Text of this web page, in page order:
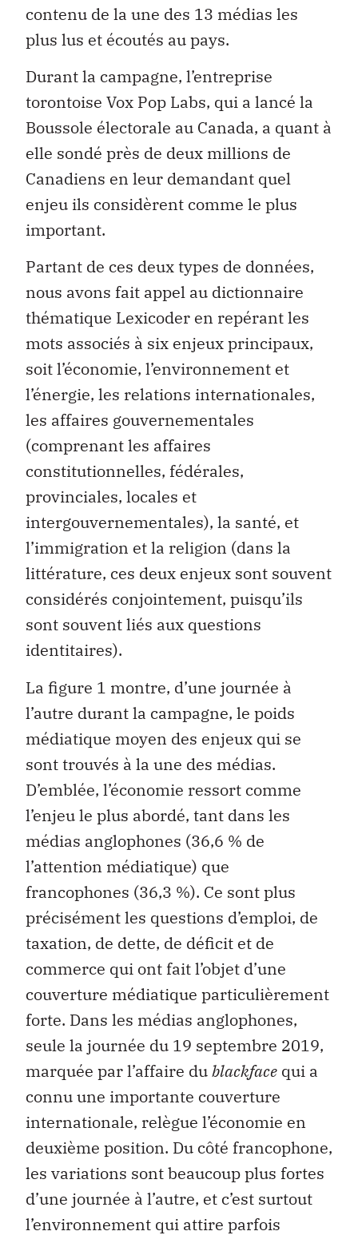
contenu de la une des 13 médias les
plus lus et écoutés au pays.
Durant la campagne, l’entreprise
torontoise Vox Pop Labs, qui a lancé la
Boussole électorale au Canada, a quant à
elle sondé près de deux millions de
Canadiens en leur demandant quel
enjeu ils considèrent comme le plus
important.
Partant de ces deux types de données,
nous avons fait appel au dictionnaire
thématique Lexicoder en repérant les
mots associés à six enjeux principaux,
soit l’économie, l’environnement et
l’énergie, les relations internationales,
les affaires gouvernementales
(comprenant les affaires
constitutionnelles, fédérales,
provinciales, locales et
intergouvernementales), la santé, et
l’immigration et la religion (dans la
littérature, ces deux enjeux sont souvent
considérés conjointement, puisqu’ils
sont souvent liés aux questions
identitaires).
La figure 1 montre, d’une journée à
l’autre durant la campagne, le poids
médiatique moyen des enjeux qui se
sont trouvés à la une des médias.
D’emblée, l’économie ressort comme
l’enjeu le plus abordé, tant dans les
médias anglophones (36,6 % de
l’attention médiatique) que
francophones (36,3 %). Ce sont plus
précisément les questions d’emploi, de
taxation, de dette, de déficit et de
commerce qui ont fait l’objet d’une
couverture médiatique particulièrement
forte. Dans les médias anglophones,
seule la journée du 19 septembre 2019,
marquée par l’affaire dublackface qui a
connu une importante couverture
internationale, relègue l’économie en
deuxième position. Du côté francophone,
les variations sont beaucoup plus fortes
d’une journée à l’autre, et c’est surtout
l’environnement qui attire parfois